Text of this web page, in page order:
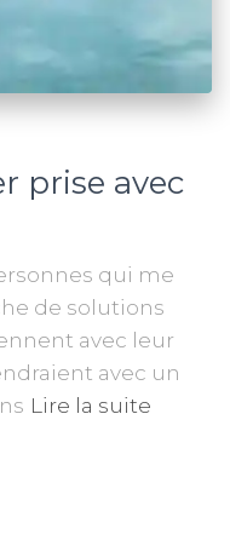
prise avec
qui me
de solutions
avec leur
avec un
Lire la suite